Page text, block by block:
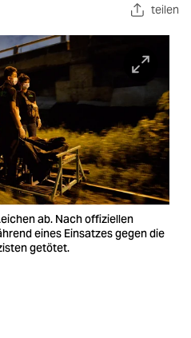
teilen
ab. Nach offiziellen
eines Einsatzes gegen die
getötet.